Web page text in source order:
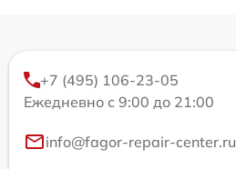
+7 (495) 106-23-05
Ежедневно с 9:00 до 21:00
info@fagor-repair-center.ru